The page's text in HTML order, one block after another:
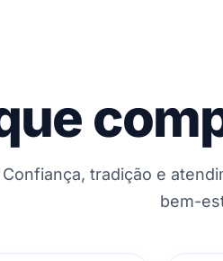
Confiança, tradição e
bem-